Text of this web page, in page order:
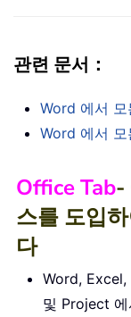
관련 문서：
Word 에서 모
Word 에서 모
Office Tab-
스를 도입
다
Word,
및 Project 에